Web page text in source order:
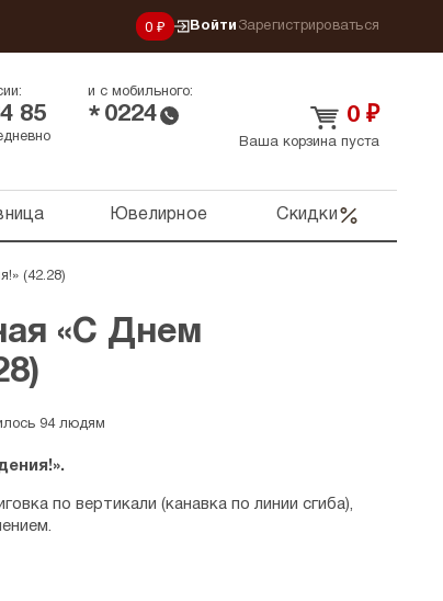
0 ₽ Войти Зарегистрироваться
85
и с мобильного:
* 0224 0 ₽
Ваша корзина пуста
Ювелирное Скидки
(42.28)
«С Днем
94 людям
по вертикали (канавка по линии сгиба),
в обрамлении цветочного